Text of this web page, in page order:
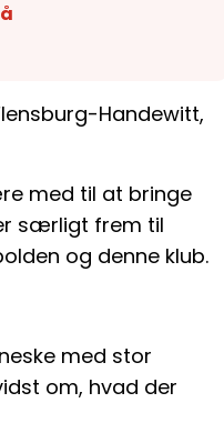
Handewitt,
med til at bringe
særligt frem til
og denne klub.
med stor
om, hvad der